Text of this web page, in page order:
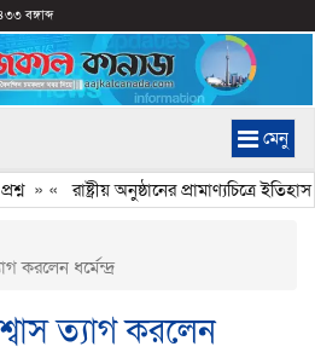
বঙ্গাব্দ
মেনু
« রাষ্ট্রীয় অনুষ্ঠানের প্রামাণ্যচিত্রে
করলেন ধর্মেন্দ্র
ত্যাগ করলেন